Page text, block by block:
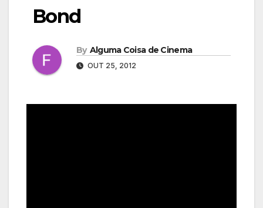
Bond
By Alguma Coisa de Cinema
OUT 25, 2012